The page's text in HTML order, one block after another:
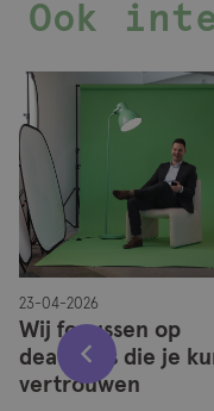
Ook
23-04-2026
Wij focussen op
deadlines die je
vertrouwen